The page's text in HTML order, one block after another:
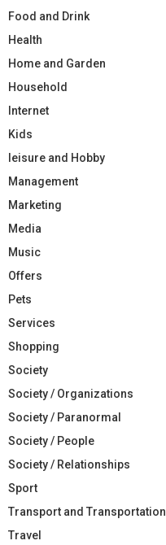
Food and Drink
Health
Home and Garden
Household
Internet
Kids
leisure and Hobby
Management
Marketing
Media
Music
Offers
Pets
Services
Shopping
Society
Society / Organizations
Society / Paranormal
Society / People
Society / Relationships
Sport
Transport and Transportation
Travel